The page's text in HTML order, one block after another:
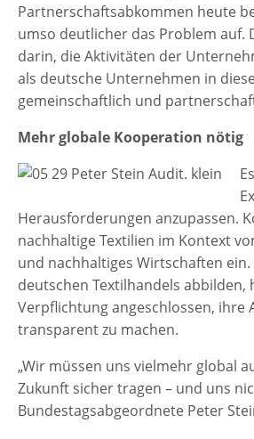
Partnerschaftsabkommen heute
umso deutlicher das Problem auf.
darin, die Aktivitäten der
als deutsche Unternehmen in
gemeinschaftlich und
Mehr globale Kooperation nötig
Herausforderungen anzupassen.
nachhaltige Textilien im Kontext
und nachhaltiges Wirtschaften
deutschen Textilhandels abbilden,
Verpflichtung angeschlossen, ihre
transparent zu machen.
„Wir müssen uns vielmehr global
Zukunft sicher tragen – und uns
Bundestagsabgeordnete Peter